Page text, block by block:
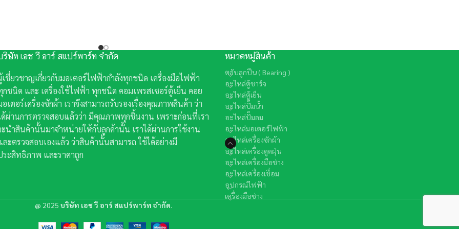
ริษัท เอช วี อาร์ สแปร์พาร์ท จำกัด
เชี่ยวชาญเกี่ยวกับมอเตอร์ไฟฟ้ากำลังทุกชนิด เครื่องมือไฟฟ้า
กชนิด และ เครื่องใช้ไฟฟ้า ทุกชนิด คอมเพรสเซอร์ตู้เย็น คอย
อเตอร์เครื่องซักผ้า เราจึงสามารถรับรองเรื่องคุณภาพสินค้า ว่า
ด้ผ่านการตรวจสอบแล้วว่า มีคุณภาพทุกชิ้นงาน เพราะก่อนที่เรา
ะนำสินค้านั้นมาจำหน่ายให้กับลูกค้านั้น เราได้ผ่านการใช้งาน
ละตรวจสอบเองแล้ว ว่าสินค้านั้นสามารถ ใช้ได้อย่างมี
ระสิทธิภาพ และราคาถูก
หมวดหมู่สินค้า
ตลับลูกปืน ( Bearing )
อะไหล่ตู้ชาร์จ
อะไหล่ตู้เย็น
อะไหล่ปั๊มน้ำ
อะไหล่ปั๊มลม
อะไหล่มอเตอร์ไฟฟ้า
อะไหล่เครื่องซักผ้า
อะไหล่เครื่องดูดฝุ่น
อะไหล่เครื่องมือช่าง
อะไหล่เครื่องเชื่อม
อุปกรณ์ไฟฟ้า
เครื่องมือช่าง
@ 2025 บริษัท เอช วี อาร์ สแปร์พาร์ท จำกัด